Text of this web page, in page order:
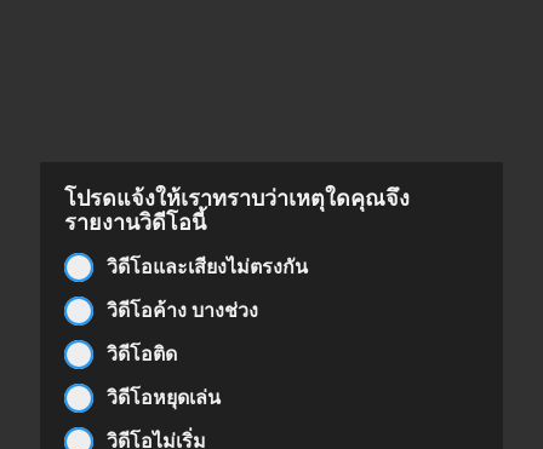
โปรดแจ้งให้เราทราบว่าเหตุใดคุณจึง
รายงานวิดีโอนี้
วิดีโอและเสียงไม่ตรงกัน
วิดีโอค้าง บางช่วง
วิดีโอติด
วิดีโอหยุดเล่น
วิดีโอไม่เริ่ม